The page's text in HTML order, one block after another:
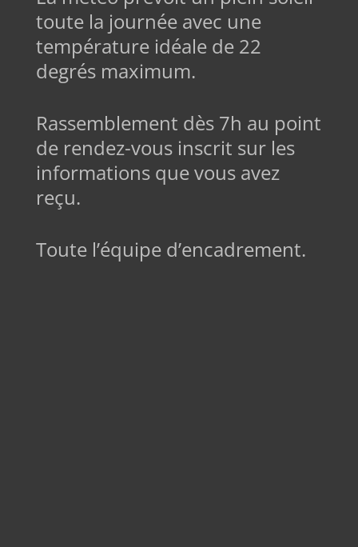
toute la journée avec une
température idéale de 22
degrés maximum.
Rassemblement dès 7h au point
de rendez-vous inscrit sur les
informations que vous avez
reçu.
Toute l’équipe d’encadrement.